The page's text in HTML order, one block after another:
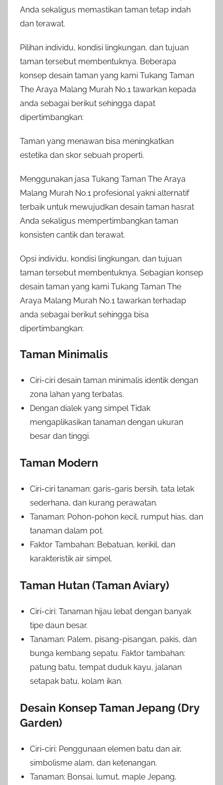
Anda sekaligus memastikan taman tetap indah
dan terawat.
Pilihan individu, kondisi lingkungan, dan tujuan
taman tersebut membentuknya. Beberapa
konsep desain taman yang kami Tukang Taman
The Araya Malang Murah No.1 tawarkan kepada
anda sebagai berikut sehingga dapat
dipertimbangkan:
Taman yang menawan bisa meningkatkan
estetika dan skor sebuah properti.
Menggunakan jasa Tukang Taman The Araya
Malang Murah No.1 profesional yakni alternatif
terbaik untuk mewujudkan desain taman hasrat
Anda sekaligus mempertimbangkan taman
konsisten cantik dan terawat.
Opsi individu, kondisi lingkungan, dan tujuan
taman tersebut membentuknya. Sebagian konsep
desain taman yang kami Tukang Taman The
Araya Malang Murah No.1 tawarkan terhadap
anda sebagai berikut sehingga bisa
dipertimbangkan:
Taman Minimalis
Ciri-ciri desain taman minimalis identik dengan
zona lahan yang terbatas.
Dengan dialek yang simpel Tidak
mengaplikasikan tanaman dengan ukuran
besar dan tinggi.
Taman Modern
Ciri-ciri tanaman: garis-garis bersih, tata letak
sederhana, dan kurang perawatan.
Tanaman: Pohon-pohon kecil, rumput hias, dan
tanaman dalam pot.
Faktor Tambahan: Bebatuan, kerikil, dan
karakteristik air simpel.
Taman Hutan (Taman Aviary)
Ciri-ciri: Tanaman hijau lebat dengan banyak
tipe daun besar.
Tanaman: Palem, pisang-pisangan, pakis, dan
bunga kembang sepatu. Faktor tambahan:
patung batu, tempat duduk kayu, jalanan
setapak batu, kolam ikan.
Desain Konsep Taman Jepang (Dry
Garden)
Ciri-ciri: Penggunaan elemen batu dan air,
simbolisme alam, dan ketenangan.
Tanaman: Bonsai, lumut, maple Jepang,